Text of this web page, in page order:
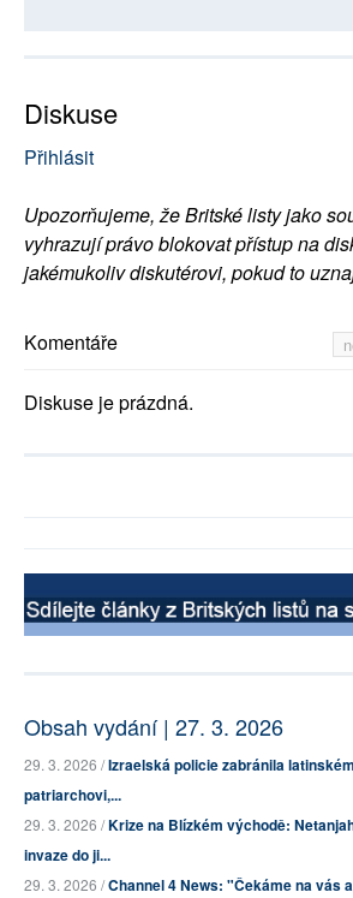
Diskuse
Přihlásit
Upozorňujeme, že Britské listy jako
vyhrazují právo blokovat přístup na
jakémukoliv diskutérovi, pokud to
Komentáře
Diskuse je prázdná.
Obsah vydání | 27. 3. 2026
29. 3. 2026 /Izraelská policie zabránila
patriarchovi,...
29. 3. 2026 /Krize na Blízkém východě:
invaze do ji...
29. 3. 2026 /Channel 4 News: "Čekáme na vás